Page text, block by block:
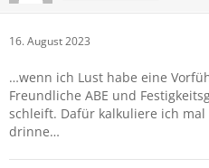
16. August 2023
…wenn ich Lust habe eine
Freundliche ABE und
schleift. Dafür kalkuliere ich mal
drinne…